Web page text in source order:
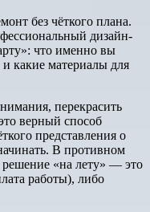
без чёткого плана.
дизайн-
что именно вы
и какие материалы для
перекрасить
верный способ
представления о
В противном
«на лету» — это
работы), либо